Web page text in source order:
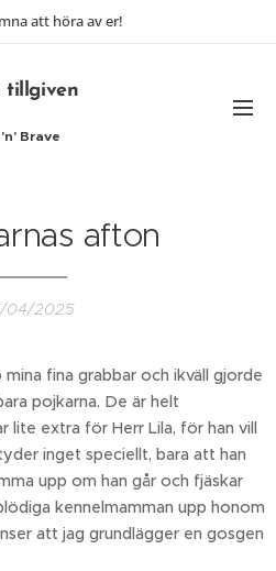
att höra av er!
tillgiven
Brave
afton
04/2025
fina grabbar och ikväll gjorde
pojkarna. De är helt
lite extra för Herr Lila, för han vill
inget speciellt, bara att han
upp om han går och fjäskar
kennelmamman upp honom
att jag grundlägger en gosgen